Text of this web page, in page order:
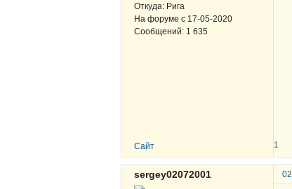
Откуда: Рига
На форуме с 17-05-2020
Сообщений: 1 635
Сайт 1
sergey02072001